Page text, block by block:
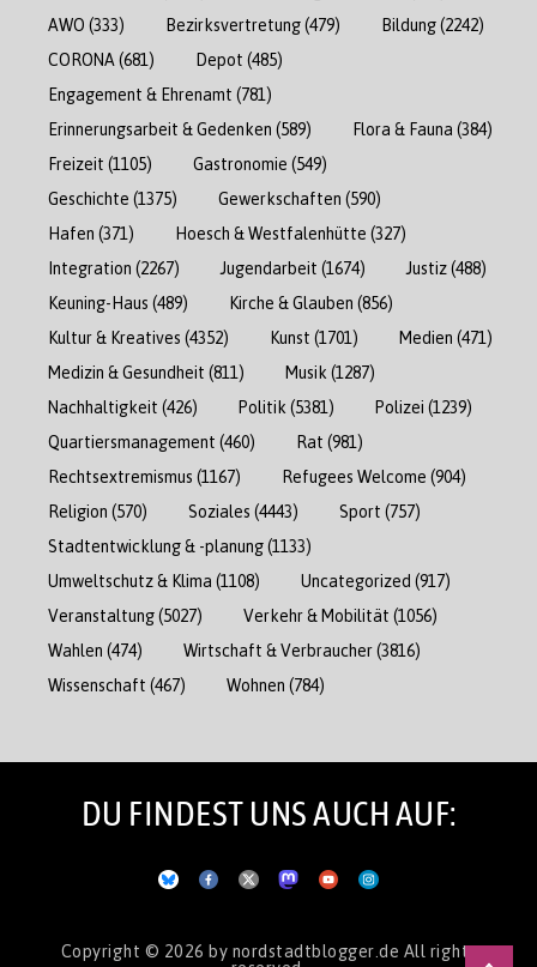
AWO (333) Bezirksvertretung(479) Bildung(2242)
CORONA (681) Depot (485)
Engagement & Ehrenamt (781)
Erinnerungsarbeit & Gedenken (589) Flora & Fauna (384)
Freizeit (1105) Gastronomie (549)
Geschichte (1375) Gewerkschaften (590)
Hafen (371) Hoesch & Westfalenhütte (327)
Integration (2267) Jugendarbeit (1674) Justiz(488)
Keuning-Haus (489) Kirche & Glauben (856)
Kultur & Kreatives (4352) Kunst (1701) Medien (471)
Medizin & Gesundheit (811) Musik (1287)
Nachhaltigkeit (426) Politik (5381) Polizei (1239)
Quartiersmanagement (460) Rat (981)
Rechtsextremismus (1167) Refugees Welcome (904)
Religion (570) Soziales (4443) Sport (757)
Stadtentwicklung & -planung(1133)
Umweltschutz & Klima (1108) Uncategorized (917)
Veranstaltung(5027) Verkehr & Mobilität (1056)
Wahlen (474) Wirtschaft & Verbraucher(3816)
Wissenschaft (467) Wohnen (784)
DU FINDEST UNS AUCH AUF:
Copyright © 2026 by nordstadtblogger.de All rights